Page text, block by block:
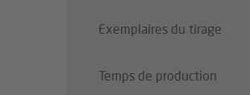
Exemplaires du tirage
Temps de production